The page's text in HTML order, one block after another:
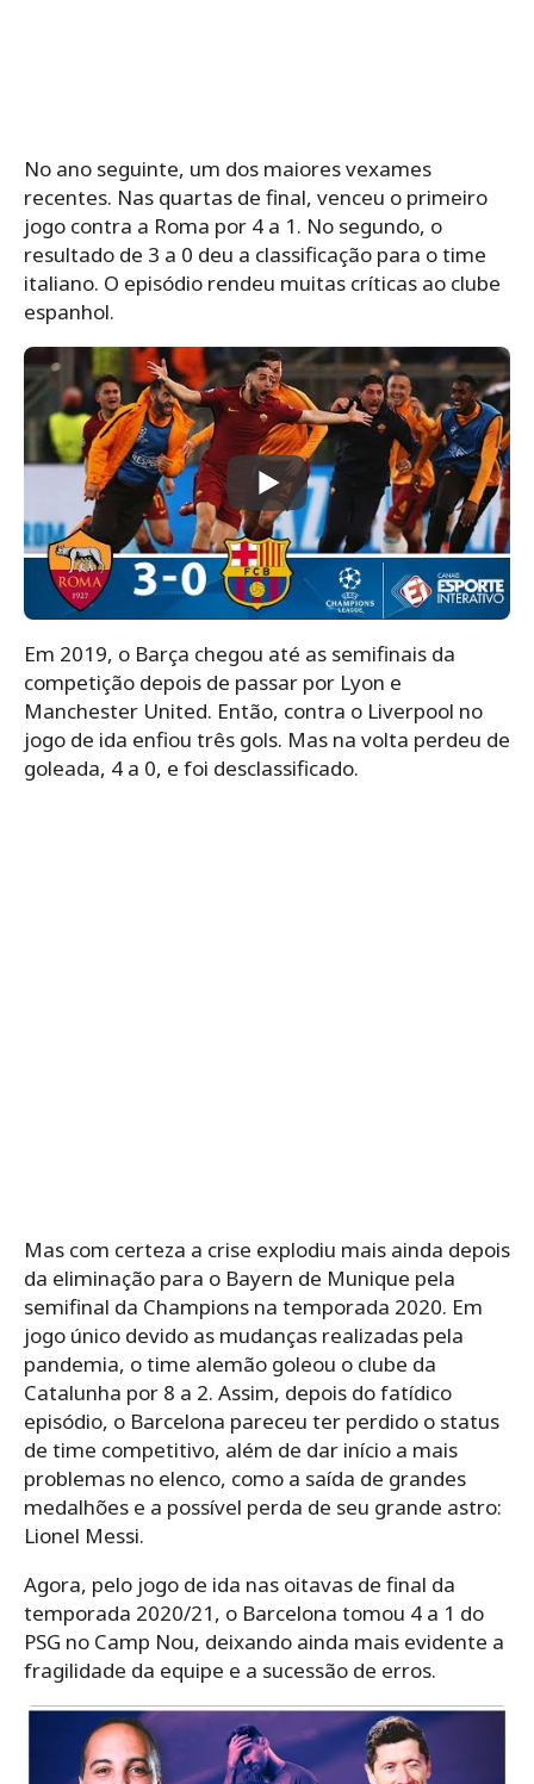
No ano seguinte, um dos maiores vexames
recentes. Nas quartas de final, venceu o primeiro
jogo contra a Roma por 4 a 1. No segundo, o
resultado de 3 a 0 deu a classificação para o time
italiano. O episódio rendeu muitas críticas ao clube
espanhol.
Em 2019, o Barça chegou até as semifinais da
competição depois de passar por Lyon e
Manchester United. Então, contra o Liverpool no
jogo de ida enfiou três gols. Mas na volta perdeu de
goleada, 4 a 0, e foi desclassificado.
Mas com certeza a crise explodiu mais ainda depois
da eliminação para o Bayern de Munique pela
semifinal da Champions na temporada 2020. Em
jogo único devido as mudanças realizadas pela
pandemia, o time alemão goleou o clube da
Catalunha por 8 a 2. Assim, depois do fatídico
episódio, o Barcelona pareceu ter perdido o status
de time competitivo, além de dar início a mais
problemas no elenco, como a saída de grandes
medalhões e a possível perda de seu grande astro:
Lionel Messi.
Agora, pelo jogo de ida nas oitavas de final da
temporada 2020/21, o Barcelona tomou 4 a 1 do
PSG no Camp Nou, deixando ainda mais evidente a
fragilidade da equipe e a sucessão de erros.